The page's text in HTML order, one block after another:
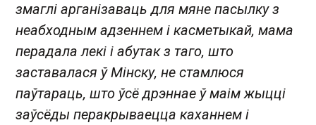
змаглі арганізаваць для мяне пасылку з
неабходным адзеннем і касметыкай, мама
перадала лекі і абутак з таго, што
заставалася ў Мінску, не стамлюся
паўтараць, што ўсё дрэннае ў маім жыцці
заўсёды перакрываецца каханнем і